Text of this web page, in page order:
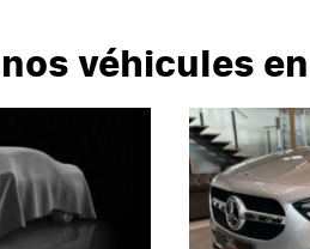
véhicules